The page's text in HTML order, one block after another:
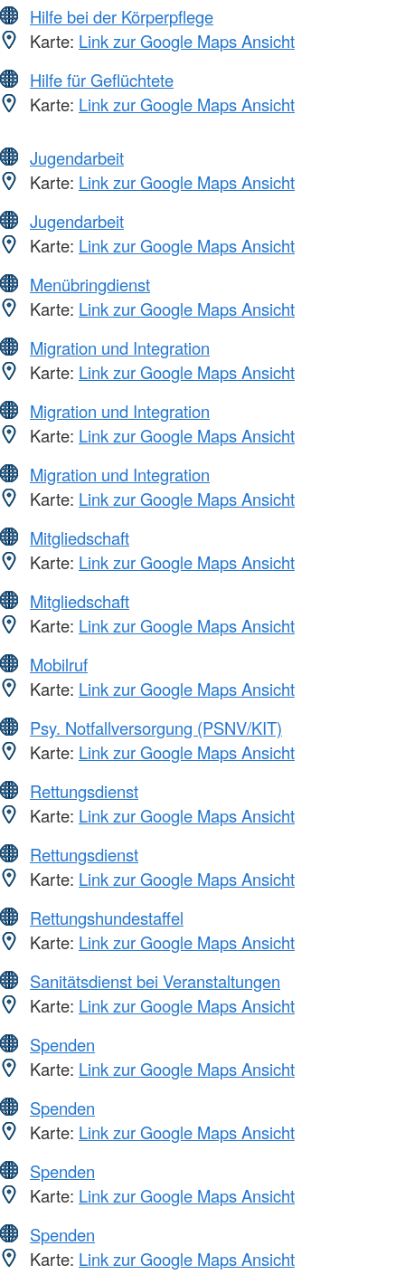
Hilfe bei der Körperpflege
Karte: Link zur Google Maps Ansicht
Hilfe für Geflüchtete
Karte: Link zur Google Maps Ansicht
Jugendarbeit
Karte: Link zur Google Maps Ansicht
Jugendarbeit
Karte: Link zur Google Maps Ansicht
Menübringdienst
Karte: Link zur Google Maps Ansicht
Migration und Integration
Karte: Link zur Google Maps Ansicht
Migration und Integration
Karte: Link zur Google Maps Ansicht
Migration und Integration
Karte: Link zur Google Maps Ansicht
Mitgliedschaft
Karte: Link zur Google Maps Ansicht
Mitgliedschaft
Karte: Link zur Google Maps Ansicht
Mobilruf
Karte: Link zur Google Maps Ansicht
Psy. Notfallversorgung (PSNV/KIT)
Karte: Link zur Google Maps Ansicht
Rettungsdienst
Karte: Link zur Google Maps Ansicht
Rettungsdienst
Karte: Link zur Google Maps Ansicht
Rettungshundestaffel
Karte: Link zur Google Maps Ansicht
Sanitätsdienst bei Veranstaltungen
Karte: Link zur Google Maps Ansicht
Spenden
Karte: Link zur Google Maps Ansicht
Spenden
Karte: Link zur Google Maps Ansicht
Spenden
Karte: Link zur Google Maps Ansicht
Spenden
Karte: Link zur Google Maps Ansicht